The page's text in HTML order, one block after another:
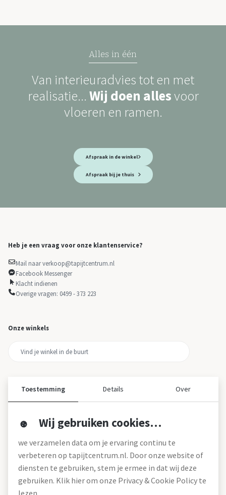
Alles in één
Van interieuradvies tot en met
realisatie... Wij doen allesvoor
vloeren en ramen.
Afspraak in de winkel
Afspraak bij je thuis
Heb je een vraag voor onze klantenservice?
Mail naar verkoop@tapijtcentrum.nl
Facebook Messenger
Klacht indienen
Overige vragen: 0499 - 373 223
Onze winkels
Over tapijtcentrum
Werken bij
Montageservice
Blog
Toestemming Details Over
Wij gebruiken cookies…
we verzamelen data om je ervaring continu te
verbeteren op tapijtcentrum.nl. Door onze website of
diensten te gebruiken, stem je ermee in dat wij deze
gebruiken. Klik hier om onze Privacy & Cookie Policy te
lezen.